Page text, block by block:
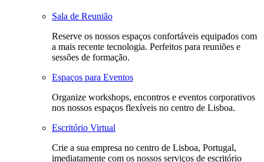
Sala de Reunião
Reserve os nossos espaços confortáveis equipados com
a mais recente tecnologia. Perfeitos para reuniões e
sessões de formação.
Espaços para Eventos
Organize workshops, encontros e eventos corporativos
nos nossos espaços flexíveis no centro de Lisboa.
Escritório Virtual
Crie a sua empresa no centro de Lisboa, Portugal,
imediatamente com os nossos serviços de escritório